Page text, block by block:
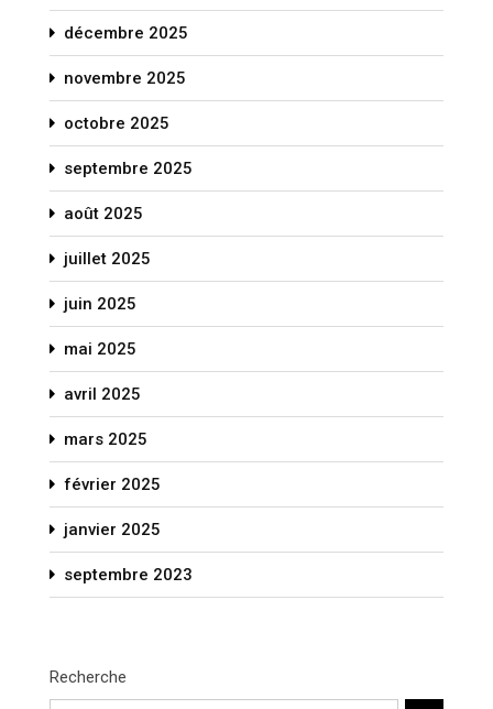
décembre 2025
novembre 2025
octobre 2025
septembre 2025
août 2025
juillet 2025
juin 2025
mai 2025
avril 2025
mars 2025
février 2025
janvier 2025
septembre 2023
Recherche